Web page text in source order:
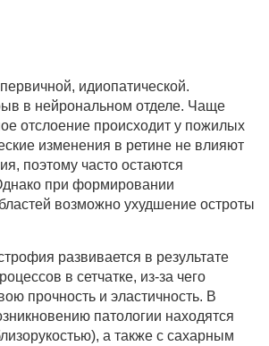
идиопатической.
в нейрональном отделе. Чаще
отслоение происходит у пожилых
изменения в ретине не влияют
поэтому часто остаются
при формировании
возможно ухудшение остроты
развивается в результате
в сетчатке, из-за чего
прочность и эластичность. В
патологии находятся
а также с сахарным